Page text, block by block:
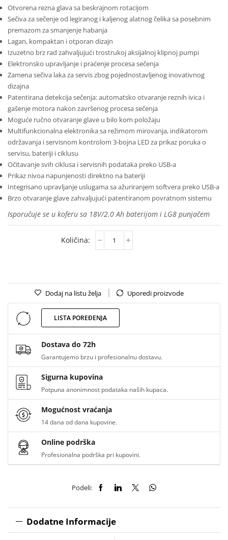
Otvorena rezna glava sa beskrajnom rotacijom
Sečiva za sečenje od legiranog i kaljenog alatnog čelika sa posebnim
premazom za smanjenje habanja
Lagan, kompaktan i otporan dizajn
Izuzetno brz rad zahvaljujući trostrukoj aksijalnoj klipnoj pumpi
Elektronsko upravljanje i praćenje procesa sečenja
Zamena sečiva laka za servis zbog pojednostavljenog inovativnog
dizajna
Patentirana detekcija sečenja: automatsko otvaranje reznih ivica i
gašenje motora nakon završenog procesa sečenja
Moguće ručno otvaranje glave u bilo kom položaju
Multifunkcionalna elektronika sa režimom mirovanja, indikatorom
održavanja i servisnom kontrolom 3-bojna LED za prikaz poruka o
servisu, bateriji i ciklusu
Očitavanje svih ciklusa i servisnih podataka preko USB-a
Prikaz nivoa napunjenosti direktno na bateriji
Integrisano upravljanje uslugama sa ažuriranjem softvera preko USB-a
Brzo otvaranje glave zahvaljujući patentiranom povratnom sistemu
Isporučuje se u koferu sa 18V/2.0 Ah baterijom i LG8 punjačem
Dodaj na listu želja Uporedi proizvode
LISTA POREĐENJA
Dostava do 72h
Garantujemo brzu i profesionalnu dostavu.
Sigurna kupovina
Potpuna anonimnost podataka naših kupaca.
Mogućnost vraćanja
14 dana od dana kupovine.
Online podrška
Profesionalna podrška pri kupovini.
Podeli:
Dodatne Informacije